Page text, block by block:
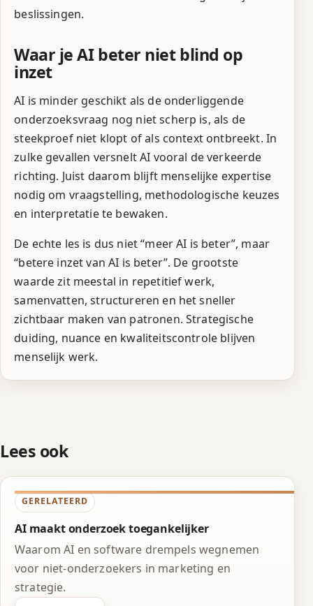
beslissingen.
Waar je AI beter niet blind op
inzet
AI is minder geschikt als de onderliggende
onderzoeksvraag nog niet scherp is, als de
steekproef niet klopt of als context ontbreekt. In
zulke gevallen versnelt AI vooral de verkeerde
richting. Juist daarom blijft menselijke expertise
nodig om vraagstelling, methodologische keuzes
en interpretatie te bewaken.
De echte les is dus niet “meer AI is beter”, maar
“betere inzet van AI is beter”. De grootste
waarde zit meestal in repetitief werk,
samenvatten, structureren en het sneller
zichtbaar maken van patronen. Strategische
duiding, nuance en kwaliteitscontrole blijven
menselijk werk.
Lees ook
GERELATEERD
AI maakt onderzoek toegankelijker
Waarom AI en software drempels wegnemen
voor niet-onderzoekers in marketing en
strategie.